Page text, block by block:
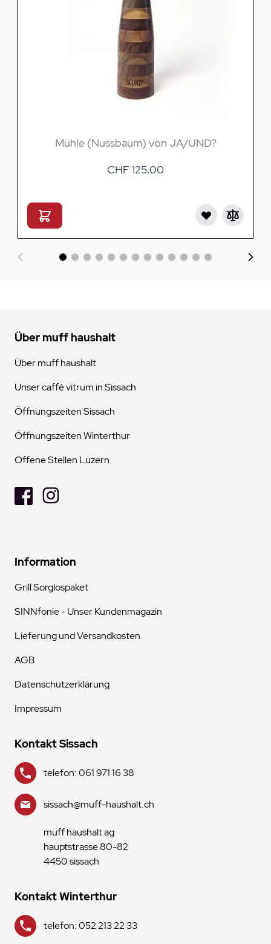
Mühle (Nussbaum) von JA/UND?
CHF 125.00
Über muff haushalt
Über muff haushalt
Unser caffé vitrum in Sissach
Öffnungszeiten Sissach
Öffnungszeiten Winterthur
Offene Stellen Luzern
Information
Grill Sorglospaket
SINNfonie - Unser Kundenmagazin
Lieferung und Versandkosten
AGB
Datenschutzerklärung
Impressum
Kontakt Sissach
telefon: 061 971 16 38
sissach@muff-haushalt.ch
muff haushalt ag
hauptstrasse 80-82
4450 sissach
Kontakt Winterthur
telefon: 052 213 22 33